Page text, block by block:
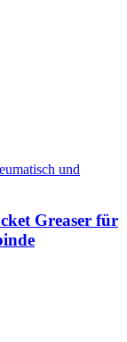
und
Greaser für